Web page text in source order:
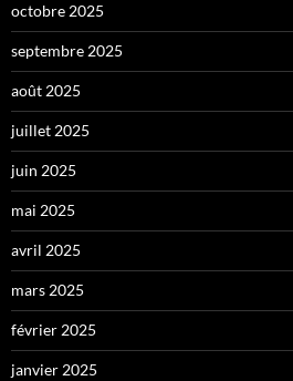
octobre 2025
septembre 2025
août 2025
juillet 2025
juin 2025
mai 2025
avril 2025
mars 2025
février 2025
janvier 2025